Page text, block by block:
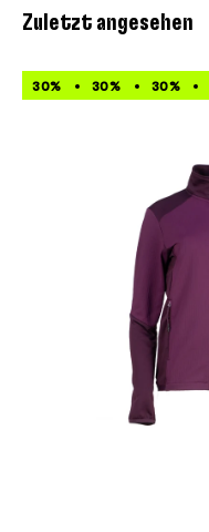
Zuletzt angesehen
30% 30% 30%